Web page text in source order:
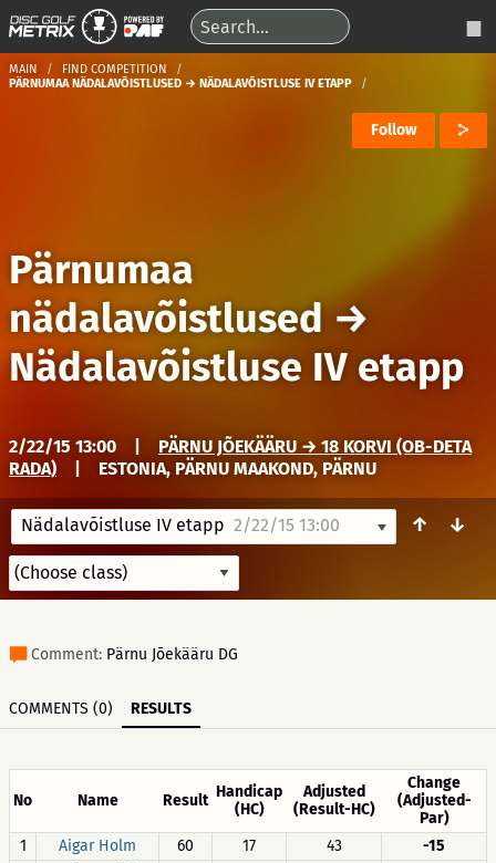
MAIN
FIND COMPETITION
PÄRNUMAA NÄDALAVÕISTLUSED → NÄDALAVÕISTLUSE IV ETAPP
Follow
Pärnumaa
nädalavõistlused→
Nädalavõistluse IV etapp
2/22/15 13:00
PÄRNU JÕEKÄÄRU → 18 KORVI (OB-DETA
RADA)
ESTONIA, PÄRNU MAAKOND, PÄRNU
Nädalavõistluse IV etapp 2/22/15 13:00 ↑ ↓
Comment: Pärnu Jõekääru DG
COMMENTS (0) RESULTS
No Name Result Handicap
(HC)
Adjusted
(Result-HC)
Change
(Adjusted-
Par)
1
Aigar Holm 60 17 43
-15